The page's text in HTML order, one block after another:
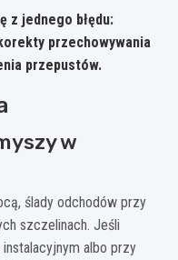
z jednego błędu:
przechowywania
przepustów.
w
ślady odchodów przy
szczelinach. Jeśli
albo przy